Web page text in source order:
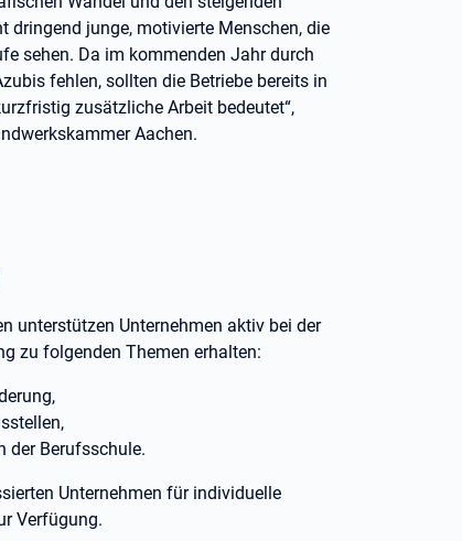
dringend junge, motivierte Menschen, die
sehen. Da im kommenden Jahr durch
fehlen, sollten die Betriebe bereits in
zusätzliche Arbeit bedeutet“,
Aachen.
unterstützen Unternehmen aktiv bei der
zu folgenden Themen erhalten:
der Berufsschule.
Unternehmen für individuelle
Verfügung.